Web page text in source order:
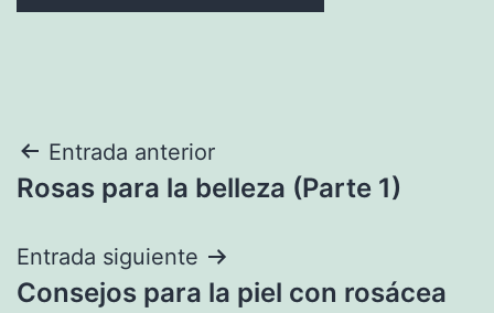
Navegación
de
entradas
Entrada anterior
Rosas para la belleza (Parte 1)
Entrada siguiente
Consejos para la piel con rosácea